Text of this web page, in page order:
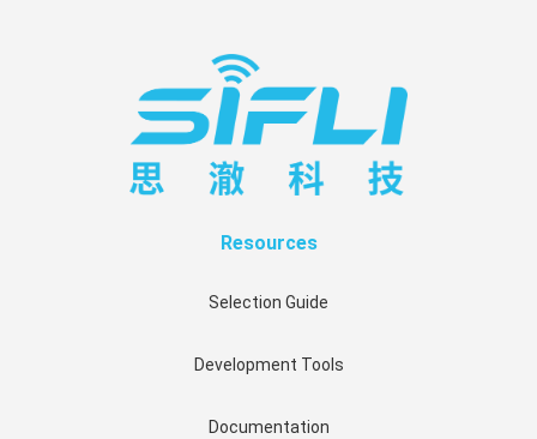
Resources
Selection Guide
Development Tools
Documentation